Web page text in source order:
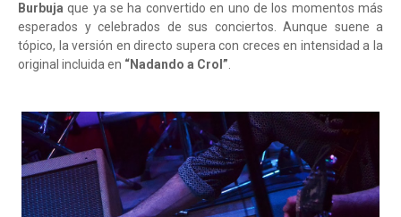
Burbuja que ya se ha convertido en uno de los momentos más
esperados y celebrados de sus conciertos. Aunque suene a
tópico, la versión en directo supera con creces en intensidad a la
original incluida en “Nadando a Crol”.